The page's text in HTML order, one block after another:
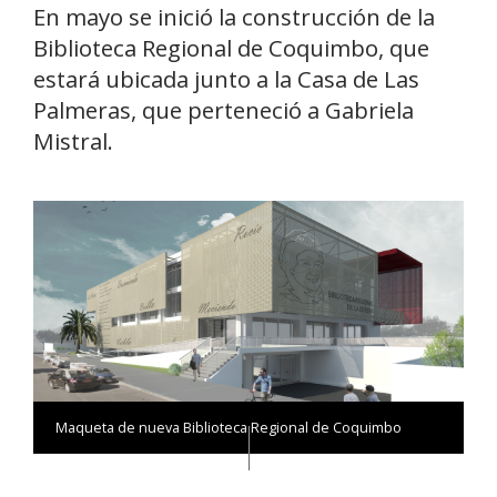
En mayo se inició la construcción de la
Biblioteca Regional de Coquimbo, que
estará ubicada junto a la Casa de Las
Palmeras, que perteneció a Gabriela
Mistral.
Maqueta de nueva Biblioteca Regional de Coquimbo